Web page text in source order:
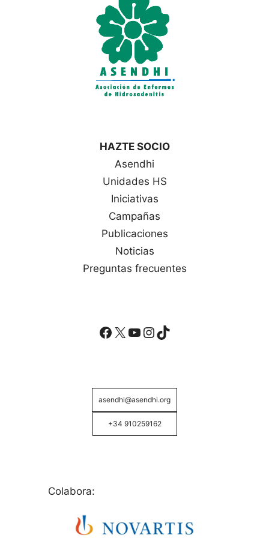
HAZTE SOCIO
Asendhi
Unidades HS
Iniciativas
Campañas
Publicaciones
Noticias
Preguntas frecuentes
Facebook
X YouTube
Instagram
TikTok
asendhi@asendhi.org
+34 910259162
Colabora: